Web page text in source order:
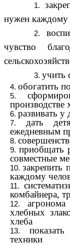
нужен каждому
чувство
учить
обогатить
производстве
развивать у
дать
ежедневным
приобщать
совместные
закрепить
каждому
комбайнера,
агронома
хлебных
хлеба
техники